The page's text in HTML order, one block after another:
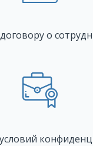
о